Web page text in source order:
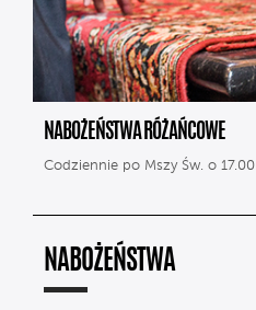
NABOŻEŃSTWA RÓŻAŃCOWE
Codziennie po Mszy Św. o 17.00
NABOŻEŃSTWA